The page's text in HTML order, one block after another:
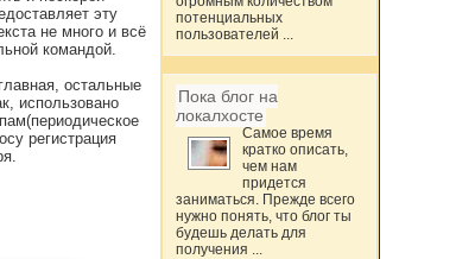
эту
не много и всё
командой.
остальные
использовано
регистрация
потенциальных
пользователей ...
Пока блог на
локалхосте
Самое время
кратко описать,
чем нам
придется
заниматься. Прежде всего
нужно понять, что блог ты
будешь делать для
получения ...